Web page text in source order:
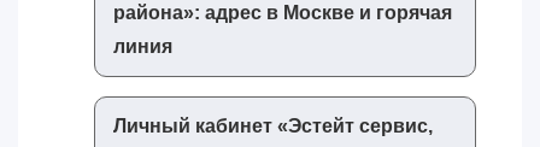
района»‎: адрес в Москве и горячая
линия
Личный кабинет «‎Эстейт сервис,